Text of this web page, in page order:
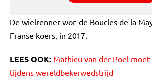
De wielrenner won de Boucles de la
Franse koers, in 2017.
LEES OOK: Mathieu van der Poel moet
tijdens wereldbekerwedstrijd